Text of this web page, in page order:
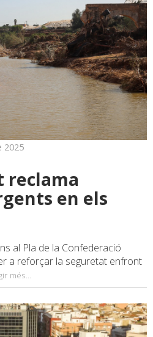
2025
reclama
en els
al Pla de la Confederació
a reforçar la seguretat enfront
més...